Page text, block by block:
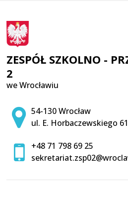
ZESPÓŁ SZKOLNO -
2
we Wrocławiu
Adres pocztowy:
54-130 Wrocław
ul. E. Horbaczewskiego 61
+48 71 798 69 25